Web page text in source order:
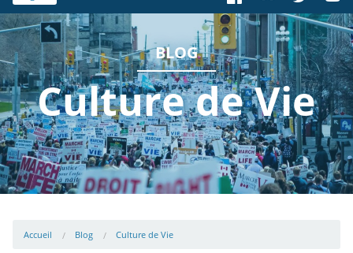
Comprendre
Agir
Boutique
BLOG
Culture de Vie
Accueil Blog Culture de Vie